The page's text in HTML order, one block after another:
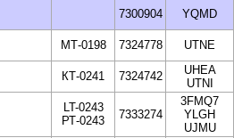
7300904 YQMD
МТ-0198 7324778 UTNE
КТ-0241 7324742
UHEA
UTNI
LT-0243
РТ-0243
7333274
3FMQ7
YLGH
UJMU